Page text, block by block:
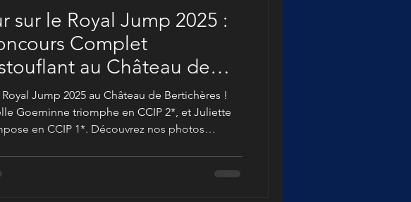
sur le Royal Jump 2025 :
Complet
au Château de
!
Royal Jump 2025 au Château de Bertichères !
Goeminne triomphe en CCIP 2*, et Juliette
en CCIP 1*. Découvrez nos photos